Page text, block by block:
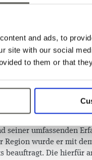
and ads, to
site with our social
to them or that
sozialen und
Behörden, ein
Arbeitskräften
Rekrutierungsprozess
sich bereits für
und wir hoffen auf ein
insgesamt 25 neue
seiner umfassenden
Region wurde er mit
beauftragt. Die hierfür